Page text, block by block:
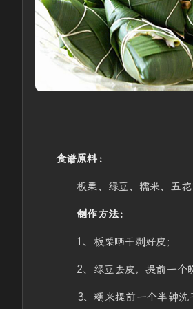
食谱原料：
板栗、绿豆、糯米、五花
制作方法：
1、板栗晒干剥好皮;
2、绿豆去皮，提前一个
3、糯米提前一个半钟洗